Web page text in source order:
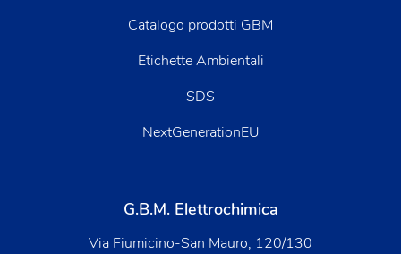
Catalogo prodotti GBM
Etichette Ambientali
SDS
NextGenerationEU
G.B.M. Elettrochimica
Via Fiumicino-San Mauro, 120/130